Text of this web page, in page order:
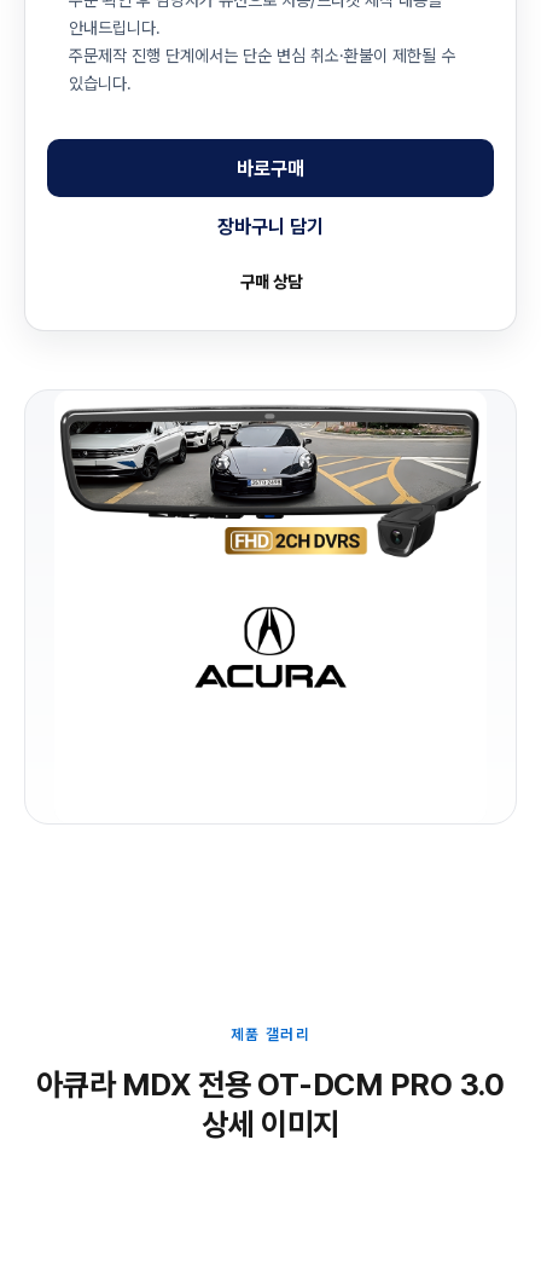
안내드립니다.
주문제작 진행 단계에서는 단순 변심 취소·환불이 제한될 수
있습니다.
바로구매
장바구니 담기
구매 상담
제품 갤러리
아큐라 MDX 전용 OT-DCM PRO 3.0
상세 이미지